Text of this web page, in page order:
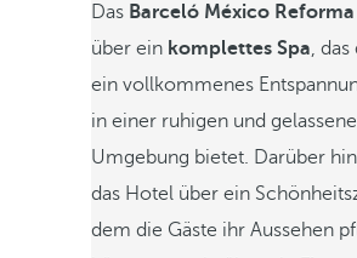
Das Barceló México Reforma
über ein komplettes Spa, das
ein vollkommenes
in einer ruhigen und
Umgebung bietet. Darüber
das Hotel über ein
dem die Gäste ihr Aussehen